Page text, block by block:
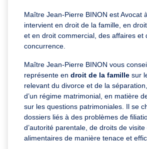
Maître Jean-Pierre BINON est Avocat
intervient en droit de la famille, en
et en droit commercial, des affaires et
concurrence.
Maître Jean-Pierre BINON vous
représente en droit de la famille sur
relevant du divorce et de la
d’un régime matrimonial, en matière
sur les questions patrimoniales. Il se
dossiers liés à des problèmes de
d’autorité parentale, de droits de
alimentaires de manière tenace et